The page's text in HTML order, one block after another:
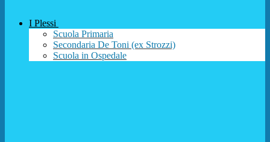
I Plessi
Scuola Primaria
Secondaria De Toni (ex Strozzi)
Scuola in Ospedale